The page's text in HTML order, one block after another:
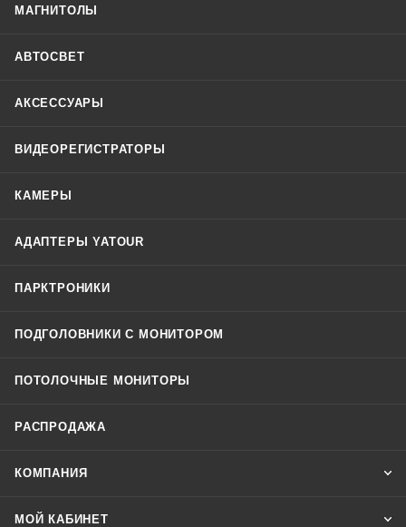
МАГНИТОЛЫ
АВТОСВЕТ
АКСЕССУАРЫ
ВИДЕОРЕГИСТРАТОРЫ
КАМЕРЫ
АДАПТЕРЫ YATOUR
ПАРКТРОНИКИ
ПОДГОЛОВНИКИ С МОНИТОРОМ
ПОТОЛОЧНЫЕ МОНИТОРЫ
РАСПРОДАЖА
КОМПАНИЯ
МОЙ КАБИНЕТ